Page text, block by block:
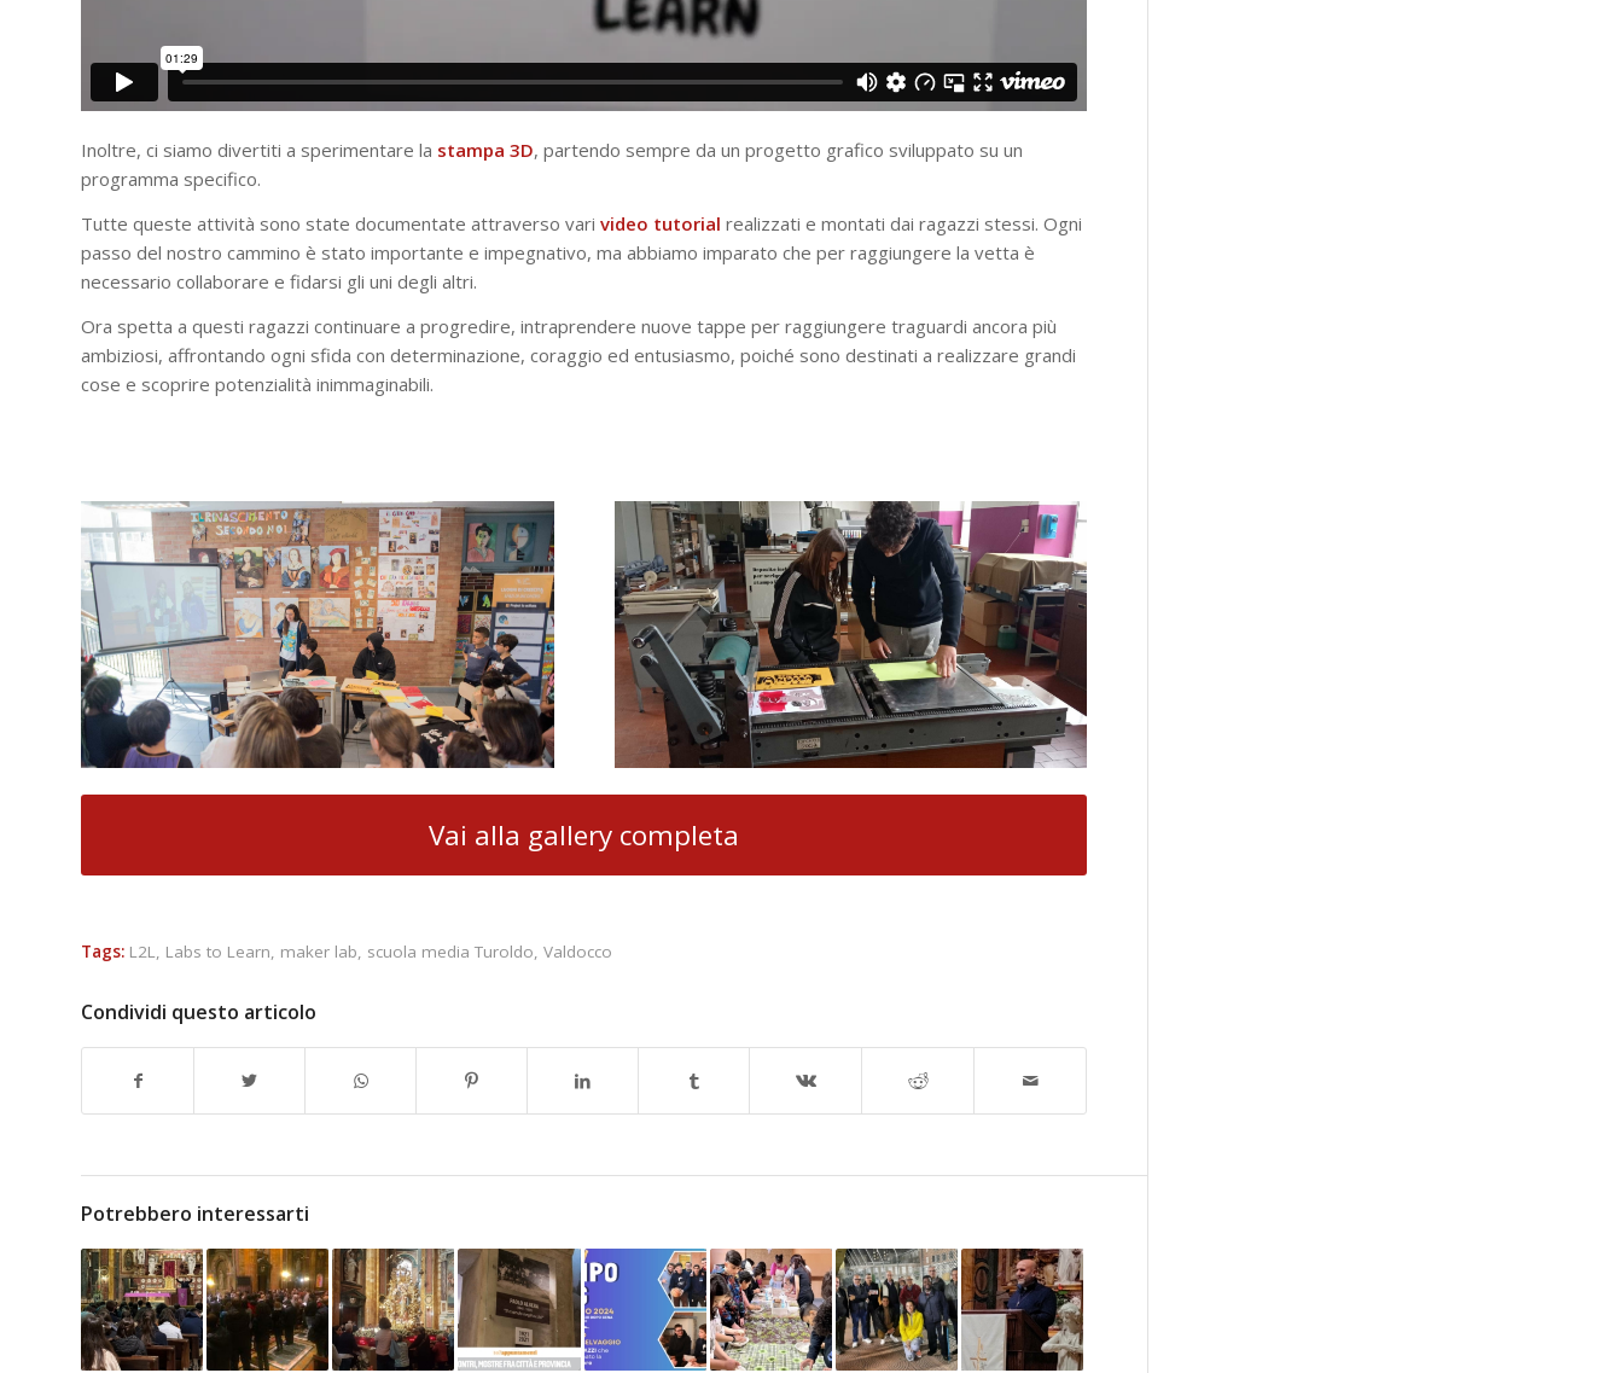
Inoltre, ci siamo divertiti a sperimentare la stampa 3D, partendo sempre da un progetto grafico sviluppato su un
programma specifico.
Tutte queste attività sono state documentate attraverso vari video tutorial realizzati e montati dai ragazzi stessi. Ogni
passo del nostro cammino è stato importante e impegnativo, ma abbiamo imparato che per raggiungere la vetta è
necessario collaborare e fidarsi gli uni degli altri.
Ora spetta a questi ragazzi continuare a progredire, intraprendere nuove tappe per raggiungere traguardi ancora più
ambiziosi, affrontando ogni sfida con determinazione, coraggio ed entusiasmo, poiché sono destinati a realizzare grandi
cose e scoprire potenzialità inimmaginabili.
Vai alla gallery completa
Tags: L2L, Labs to Learn, maker lab, scuola media Turoldo, Valdocco
Condividi questo articolo
Potrebbero interessarti